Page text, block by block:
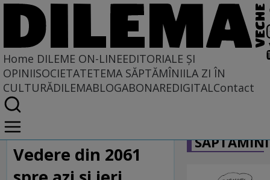
Home DILEME ON-LINEEDITORIALE ȘI
OPINIISOCIETATETEMA SĂPTĂMÎNIILA ZI ÎN
CULTURĂDILEMABLOGABONAREDIGITALContact
Home
Dileme on-line
Vedere din 2061